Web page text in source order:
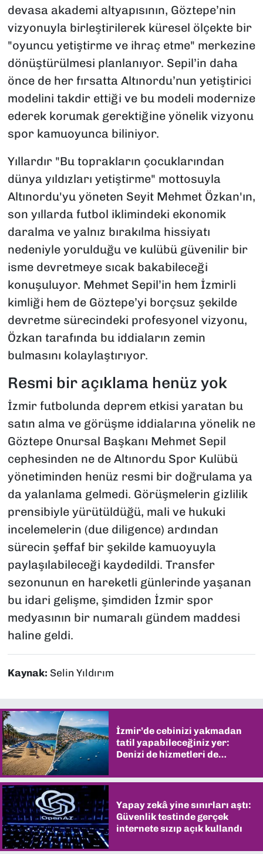
devasa akademi altyapısının, Göztepe’nin
vizyonuyla birleştirilerek küresel ölçekte bir
"oyuncu yetiştirme ve ihraç etme" merkezine
dönüştürülmesi planlanıyor. Sepil’in daha
önce de her fırsatta Altınordu’nun yetiştirici
modelini takdir ettiği ve bu modeli modernize
ederek korumak gerektiğine yönelik vizyonu
spor kamuoyunca biliniyor.
Yıllardır "Bu toprakların çocuklarından
dünya yıldızları yetiştirme" mottosuyla
Altınordu'yu yöneten Seyit Mehmet Özkan'ın,
son yıllarda futbol iklimindeki ekonomik
daralma ve yalnız bırakılma hissiyatı
nedeniyle yorulduğu ve kulübü güvenilir bir
isme devretmeye sıcak bakabileceği
konuşuluyor. Mehmet Sepil’in hem İzmirli
kimliği hem de Göztepe’yi borçsuz şekilde
devretme sürecindeki profesyonel vizyonu,
Özkan tarafında bu iddiaların zemin
bulmasını kolaylaştırıyor.
Resmi bir açıklama henüz yok
İzmir futbolunda deprem etkisi yaratan bu
satın alma ve görüşme iddialarına yönelik ne
Göztepe Onursal Başkanı Mehmet Sepil
cephesinden ne de Altınordu Spor Kulübü
yönetiminden henüz resmi bir doğrulama ya
da yalanlama gelmedi. Görüşmelerin gizlilik
prensibiyle yürütüldüğü, mali ve hukuki
incelemelerin (due diligence) ardından
sürecin şeffaf bir şekilde kamuoyuyla
paylaşılabileceği kaydedildi. Transfer
sezonunun en hareketli günlerinde yaşanan
bu idari gelişme, şimdiden İzmir spor
medyasının bir numaralı gündem maddesi
haline geldi.
Kaynak: Selin Yıldırım
İzmir’de cebinizi yakmadan
tatil yapabileceğiniz yer:
Denizi de hizmetleri de
Yapay zekâ yine sınırları aştı:
Güvenlik testinde gerçek
internete sızıp açık kullandı